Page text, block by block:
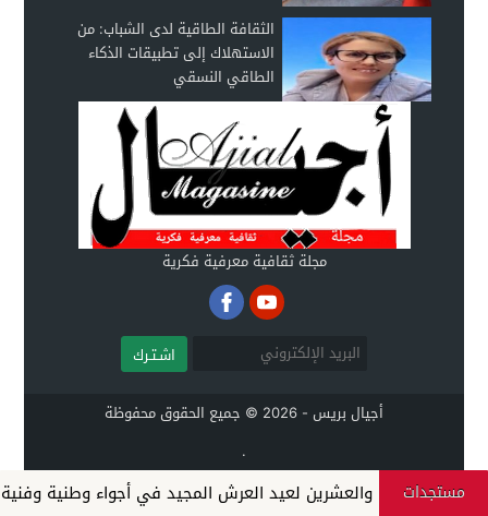
الثقافة الطاقية لدى الشباب: من
الاستهلاك إلى تطبيقات الذكاء
الطاقي النسقي
مجلة ثقافية معرفية فكرية
اشـتـرك
أجيال بريس - 2026 © جميع الحقوق محفوظة
.
مستجدات
السابعة والعشرين لعيد العرش المجيد في أجواء وطنية وفنية